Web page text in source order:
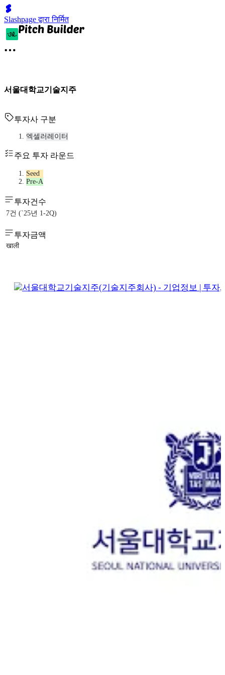
Slashpage द्वारा निर्मित
서울대학교기술지주
투자사 구분
엑셀러레이터
주요 투자 라운드
Seed
Pre-A
투자건수
7건 (`25년 1-2Q)
투자금액
खाली
서울대학교기술지주(기술지주회사) - 기업정보 | 투자,